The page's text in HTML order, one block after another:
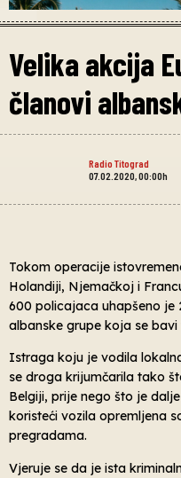
Velika akcija
članovi
Radio Titograd
07.02.2020, 00:00h
Tokom operacije
Holandiji, Njemačkoj i
600 policajaca uhapšeno je
albanske grupe koja se
Istraga koju je vodila
se droga krijumčarila tako
Belgiji, prije nego što je
koristeći vozila opremljena
pregradama.
Vjeruje se da je ista